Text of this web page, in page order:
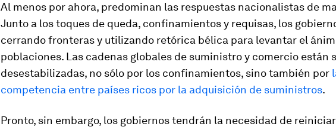
Al menos por ahora, predominan las respuestas nacionalistas de
Junto a los toques de queda, confinamientos y requisas, los
cerrando fronteras y utilizando retórica bélica para levantar el
poblaciones. Las cadenas globales de suministro y comercio están
desestabilizadas, no sólo por los confinamientos, sino también por
competencia entre países ricos por la adquisición de suministros.
Pronto, sin embargo, los gobiernos tendrán la necesidad de